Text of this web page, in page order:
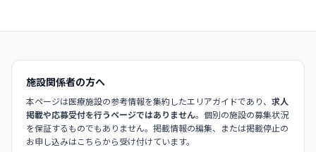
施設関係者の方へ
本ページは医療施設の参考情報を集約したエリアガイドであり、 求人
掲載や応募受付を行うページではありません。個別の施設の募集状況
を保証するものでもありません。掲載情報の編集、または掲載停止の
お申し込みはこちらから受け付けています。